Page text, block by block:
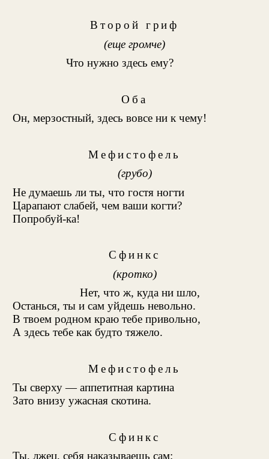
Второй гриф
(еще громче)
Что нужно здесь ему?
Оба
Он, мерзостный, здесь вовсе ни к чему!
Мефистофель
(грубо)
Не думаешь ли ты, что гостя ногти
Царапают слабей, чем ваши когти?
Попробуй-ка!
Сфинкс
(кротко)
Нет, что ж, куда ни шло,
Останься, ты и сам уйдешь невольно.
В твоем родном краю тебе привольно,
А здесь тебе как будто тяжело.
Мефистофель
Ты сверху — аппетитная картина
Зато внизу ужасная скотина.
Сфинкс
Ты, лжец, себя наказываешь сам: